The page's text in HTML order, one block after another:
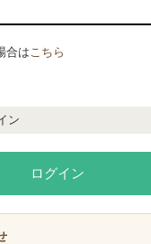
合はこちら
ン
ログイン